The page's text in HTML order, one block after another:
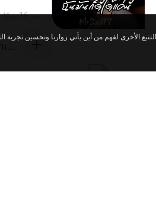
منذ 16 يومًا